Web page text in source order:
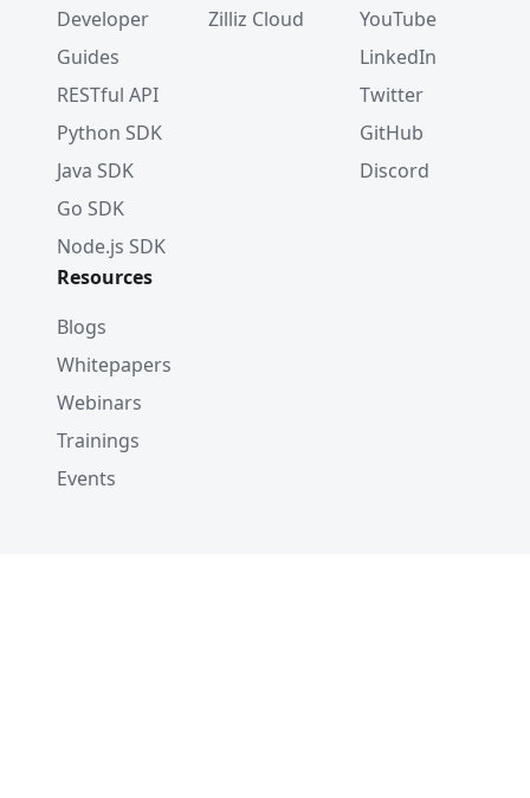
Developer
Guides
RESTful API
Python SDK
Java SDK
Go SDK
Node.js SDK
Zilliz Cloud
YouTube
LinkedIn
Twitter
GitHub
Discord
Resources
Blogs
Whitepapers
Webinars
Trainings
Events